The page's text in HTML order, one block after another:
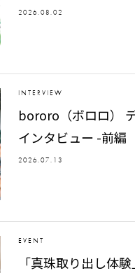
2026.08.02
INTERVIEW
bororo（ボロロ）
インタビュー -前編
2026.07.13
EVENT
「真珠取り出し体